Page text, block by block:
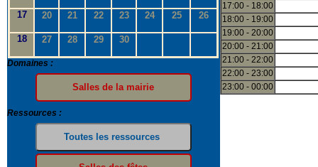
17 20 21 22 23 24 25 26
18 27 28 29 30
Domaines :
Ressources :
17:00 - 18:00
18:00 - 19:00
19:00 - 20:00
20:00 - 21:00
21:00 - 22:00
22:00 - 23:00
23:00 - 00:00